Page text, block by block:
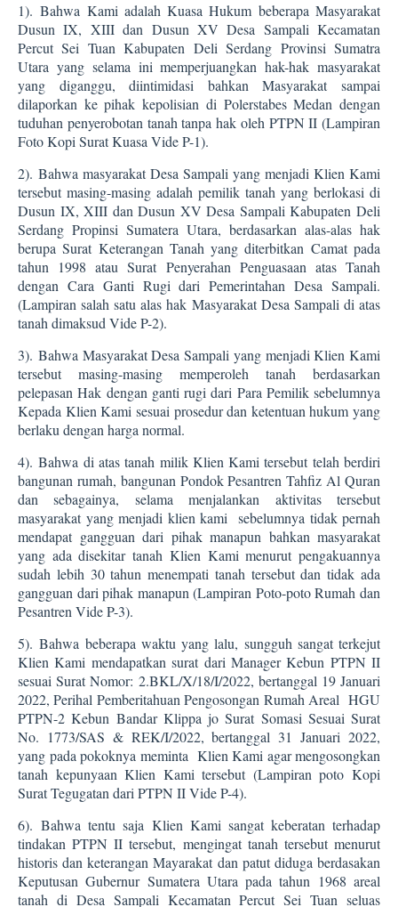
1). Bahwa Kami adalah Kuasa Hukum beberapa Masyarakat
Dusun IX, XIII dan Dusun XV Desa Sampali Kecamatan
Percut Sei Tuan Kabupaten Deli Serdang Provinsi Sumatra
Utara yang selama ini memperjuangkan hak-hak masyarakat
yang diganggu, diintimidasi bahkan Masyarakat sampai
dilaporkan ke pihak kepolisian di Polerstabes Medan dengan
tuduhan penyerobotan tanah tanpa hak oleh PTPN II (Lampiran
Foto Kopi Surat Kuasa Vide P-1).
2). Bahwa masyarakat Desa Sampali yang menjadi Klien Kami
tersebut masing-masing adalah pemilik tanah yang berlokasi di
Dusun IX, XIII dan Dusun XV Desa Sampali Kabupaten Deli
Serdang Propinsi Sumatera Utara, berdasarkan alas-alas hak
berupa Surat Keterangan Tanah yang diterbitkan Camat pada
tahun 1998 atau Surat Penyerahan Penguasaan atas Tanah
dengan Cara Ganti Rugi dari Pemerintahan Desa Sampali.
(Lampiran salah satu alas hak Masyarakat Desa Sampali di atas
tanah dimaksud Vide P-2).
3). Bahwa Masyarakat Desa Sampali yang menjadi Klien Kami
tersebut masing-masing memperoleh tanah berdasarkan
pelepasan Hak dengan ganti rugi dari Para Pemilik sebelumnya
Kepada Klien Kami sesuai prosedur dan ketentuan hukum yang
berlaku dengan harga normal.
4). Bahwa di atas tanah milik Klien Kami tersebut telah berdiri
bangunan rumah, bangunan Pondok Pesantren Tahfiz Al Quran
dan sebagainya, selama menjalankan aktivitas tersebut
masyarakat yang menjadi klien kami sebelumnya tidak pernah
mendapat gangguan dari pihak manapun bahkan masyarakat
yang ada disekitar tanah Klien Kami menurut pengakuannya
sudah lebih 30 tahun menempati tanah tersebut dan tidak ada
gangguan dari pihak manapun (Lampiran Poto-poto Rumah dan
Pesantren Vide P-3).
5).Bahwa beberapa waktu yang lalu, sungguh sangat terkejut
Klien Kami mendapatkan surat dari Manager Kebun PTPN II
sesuai Surat Nomor: 2.BKL/X/18/I/2022, bertanggal 19 Januari
2022, Perihal Pemberitahuan Pengosongan Rumah Areal HGU
PTPN-2 Kebun Bandar Klippa jo Surat Somasi Sesuai Surat
No. 1773/SAS & REK/I/2022, bertanggal 31 Januari 2022,
yang pada pokoknya meminta Klien Kami agar mengosongkan
tanah kepunyaan Klien Kami tersebut (Lampiran poto Kopi
Surat Tegugatan dari PTPN II Vide P-4).
6). Bahwa tentu saja Klien Kami sangat keberatan terhadap
tindakan PTPN II tersebut, mengingat tanah tersebut menurut
historis dan keterangan Mayarakat dan patut diduga berdasakan
Keputusan Gubernur Sumatera Utara pada tahun 1968 areal
tanah di Desa Sampali Kecamatan Percut Sei Tuan seluas